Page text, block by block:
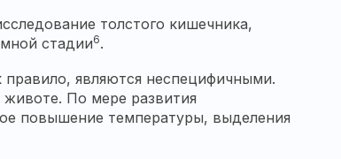
толстого кишечника,
стадии6.
являются неспецифичными.
По мере развития
повышение температуры, выделения